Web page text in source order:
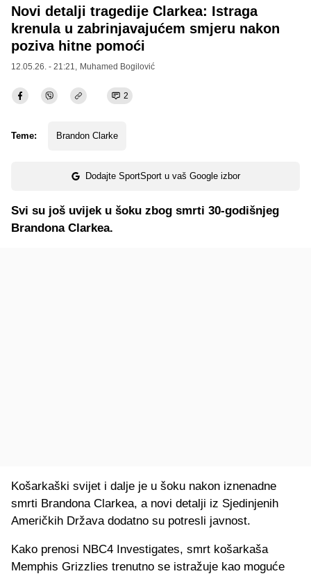
Novi detalji tragedije Clarkea: Istraga
krenula u zabrinjavajućem smjeru nakon
poziva hitne pomoći
12.05.26. - 21:21, Muhamed Bogilović
2
Teme: Brandon Clarke
Dodajte SportSport u vaš Google izbor
Svi su još uvijek u šoku zbog smrti 30-godišnjeg
Brandona Clarkea.
Košarkaški svijet i dalje je u šoku nakon iznenadne
smrti Brandona Clarkea, a novi detalji iz Sjedinjenih
Američkih Država dodatno su potresli javnost.
Kako prenosi NBC4 Investigates, smrt košarkaša
Memphis Grizzlies trenutno se istražuje kao moguće